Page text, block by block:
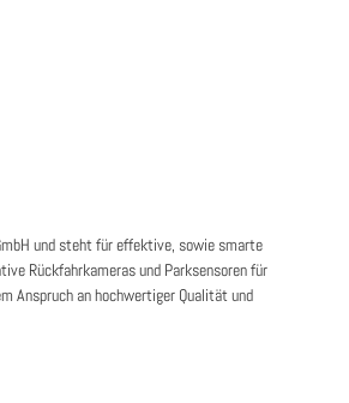
und steht für effektive, sowie smarte
Rückfahrkameras und Parksensoren für
Anspruch an hochwertiger Qualität und